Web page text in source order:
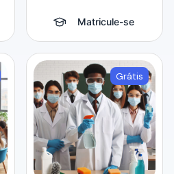
Matricule-se
Grátis